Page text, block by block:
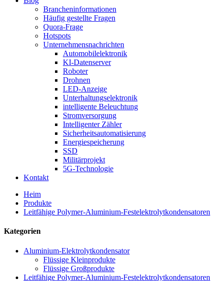
Brancheninformationen
Häufig gestellte Fragen
Quora-Frage
Hotspots
Unternehmensnachrichten
Automobilelektronik
KI-Datenserver
Roboter
Drohnen
LED-Anzeige
Unterhaltungselektronik
intelligente Beleuchtung
Stromversorgung
Intelligenter Zähler
Sicherheitsautomatisierung
Energiespeicherung
SSD
Militärprojekt
5G-Technologie
Kontakt
Heim
Produkte
Leitfähige Polymer-Aluminium-Festelektrolytkondensatoren
Kategorien
Aluminium-Elektrolytkondensator
Flüssige Kleinprodukte
Flüssige Großprodukte
Leitfähige Polymer-Aluminium-Festelektrolytkondensatoren